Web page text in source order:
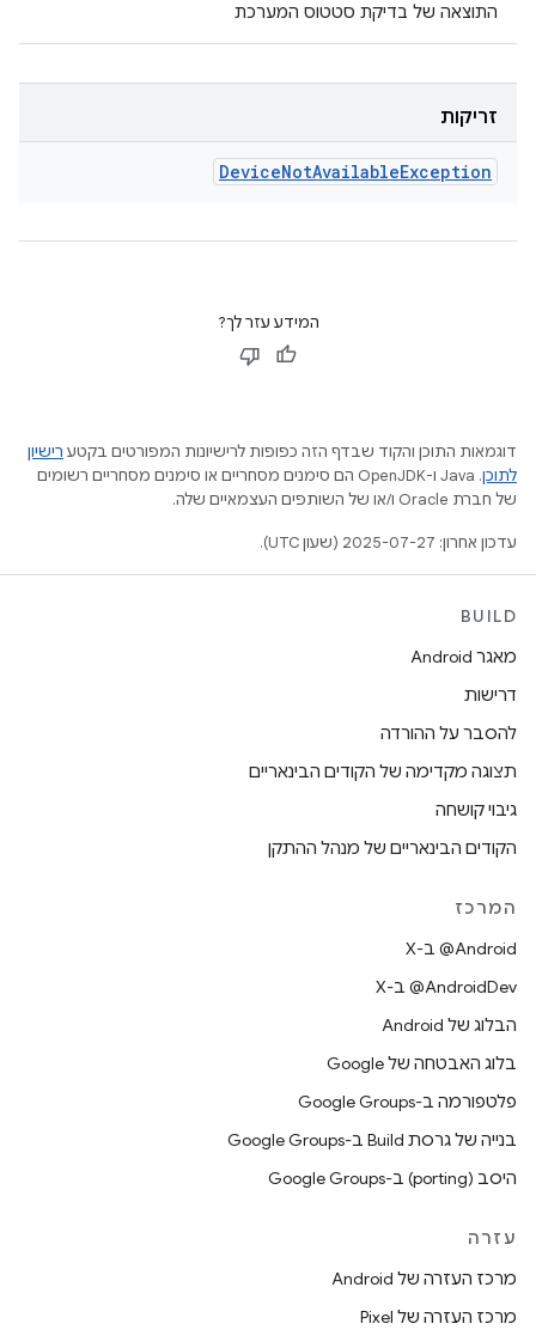
התוצאה של בדיקת סטטוס המערכת
זריקות
DeviceNotAvailableException
המידע עזר לך?
דוגמאות התוכן והקוד שבדף הזה כפופות לרישיונות המפורטים בקטע רישיון
לתוכן
.‏ Java ו-OpenJDK הם סימנים מסחריים או סימנים מסחריים רשומים
של חברת Oracle ו/או של השותפים העצמאיים שלה.
עדכון אחרון: 2025-07-27 (שעון UTC).
BUILD
מאגר Android
דרישות
להסבר על ההורדה
תצוגה מקדימה של הקודים הבינאריים
גיבוי קושחה
הקודים הבינאריים של מנהל ההתקן
המרכז
‫‎@Android ב-X
‫‎@AndroidDev ב-X
הבלוג של Android
בלוג האבטחה של Google
פלטפורמה ב-Google Groups
בנייה של גרסת Build ב-Google Groups
היסב (porting) ב-Google Groups
עזרה
מרכז העזרה של Android
מרכז העזרה של Pixel